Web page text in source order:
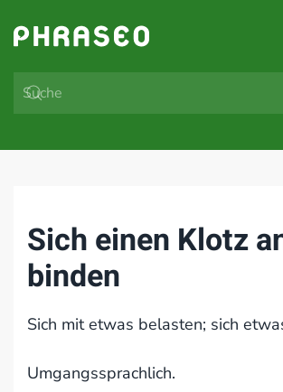
Zum Hauptinhalt springen
Sich einen Klotz
binden
Sich mit etwas belasten; sich
Umgangssprachlich.